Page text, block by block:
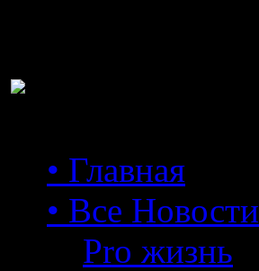
• Главная
• Все Новости
Pro жизнь